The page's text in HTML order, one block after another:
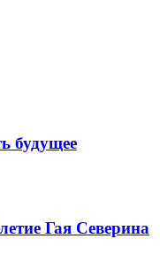
будущее
Гая Северина